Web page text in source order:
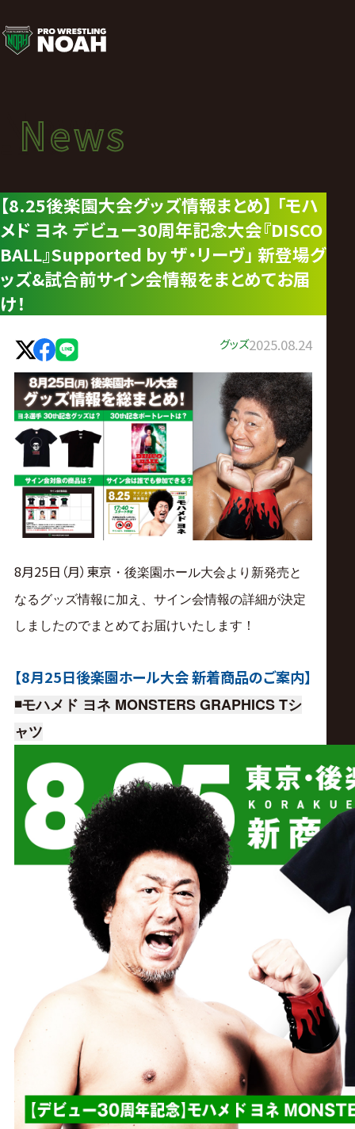
ニ
ュ
ー
ス
|
プ
ロ
レ
ス
リ
ン
グ・
ノ
ア
公
式
サ
ト
News
ニュース
News
【8.25後楽園大会グッズ情報まとめ】 「モハ
メド ヨネ デビュー30周年記念大会『DISCO
BALL』Supported by ザ・リーヴ」 新登場グ
ッズ&試合前サイン会情報をまとめてお届
け！
グッズ2025.08.24
8月25日（月）東京 ・後楽園ホール大会より 新発売と
なるグッズ情報に加え、サイン会情報の詳細が決定
しましたのでまとめてお届けいたします！
【8月25日後楽園ホール大会 新着商品のご案内】
◾️モハメド ヨネ MONSTERS GRAPHICS Tシ
ャツ